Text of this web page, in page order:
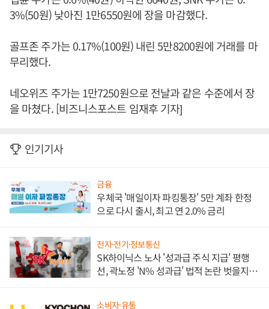
3%(50원) 낮아진 1만6550원에 장을 마감했다.
골프존 주가는 0.17%(100원) 내린 5만8200원에 거래를 마
무리했다.
네오위즈 주가는 1만7250원으로 전날과 같은 수준에서 장
을 마쳤다. [비즈니스포스트 임재후 기자]
인기기사
금융
우체국 '매일이자 파킹통장' 5만 계좌 한정
으로 다시 출시, 최고 연 2.0% 금리
전자·전기·정보통신
SK하이닉스 노사 '성과급 주식 지급' 평행
선, 곽노정 'N% 성과급' 법적 논란 벗을지 주
소비자·유통